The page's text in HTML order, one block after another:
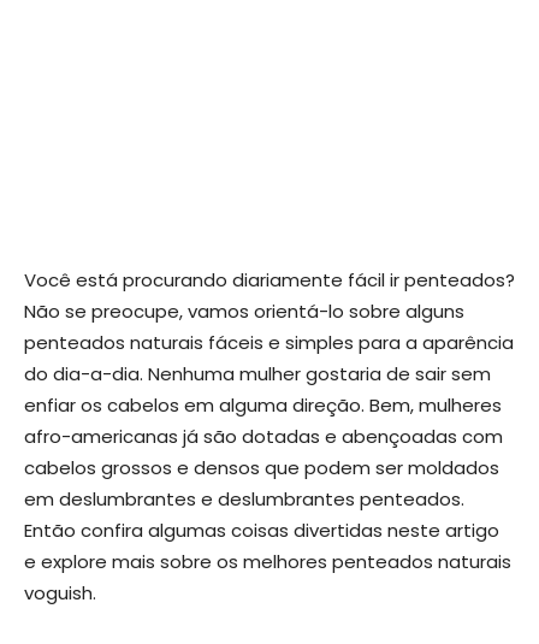
Você está procurando diariamente fácil ir penteados?
Não se preocupe, vamos orientá-lo sobre alguns
penteados naturais fáceis e simples para a aparência
do dia-a-dia. Nenhuma mulher gostaria de sair sem
enfiar os cabelos em alguma direção. Bem, mulheres
afro-americanas já são dotadas e abençoadas com
cabelos grossos e densos que podem ser moldados
em deslumbrantes e deslumbrantes penteados.
Então confira algumas coisas divertidas neste artigo
e explore mais sobre os melhores penteados naturais
voguish.